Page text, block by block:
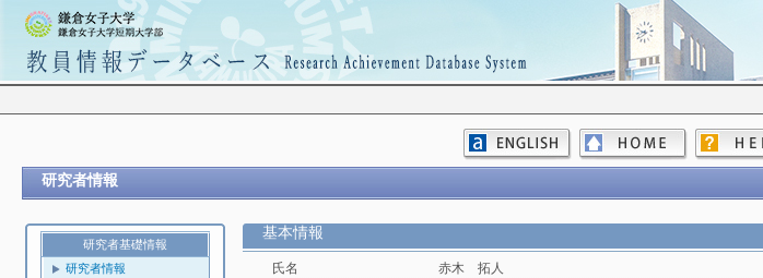
研究者情報
研究者基礎情報
研究者情報
基本情報
氏名
赤木 拓人